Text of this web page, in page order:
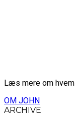
Læs mere om hvem
OM JOHN
ARCHIVE